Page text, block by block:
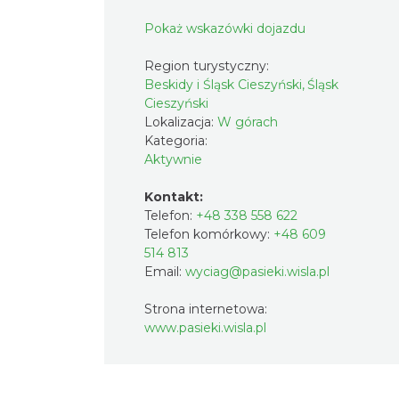
Pokaż wskazówki dojazdu
Region turystyczny:
Beskidy i Śląsk Cieszyński, Śląsk
Cieszyński
Lokalizacja: W górach
Kategoria:
Aktywnie
Kontakt:
Telefon: +48 338 558 622
Telefon komórkowy: +48 609
514 813
Email: wyciag@pasieki.wisla.pl
Strona internetowa:
www.pasieki.wisla.pl